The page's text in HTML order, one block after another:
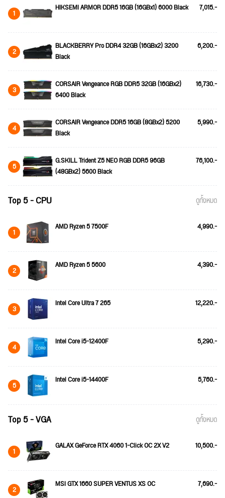
1 HIKSEMI ARMOR DDR5 16GB (16GBx1) 6000 Black 7,015.-
2
BLACKBERRY Pro DDR4 32GB (16GBx2) 3200
Black
6,200.-
3
CORSAIR Vengeance RGB DDR5 32GB (16GBx2)
6400 Black
16,730.-
4
CORSAIR Vengeance DDR5 16GB (8GBx2) 5200
Black
5,990.-
5
G.SKILL Trident Z5 NEO RGB DDR5 96GB
(48GBx2) 5600 Black
76,100.-
Top 5 - CPU ดูทั้งหมด
1 AMD Ryzen 5 7500F 4,990.-
2 AMD Ryzen 5 5600 4,390.-
3 Intel Core Ultra 7 265 12,220.-
4 Intel Core i5-12400F 5,290.-
5 Intel Core i5-14400F 5,760.-
Top 5 - VGA ดูทั้งหมด
1 GALAX GeForce RTX 4060 1-Click OC 2X V2 10,500.-
2 MSI GTX 1660 SUPER VENTUS XS OC 7,690.-